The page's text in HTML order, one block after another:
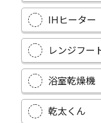
IHヒーター
レンジフー
浴室乾燥機
乾太くん